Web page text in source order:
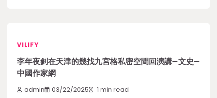
VILIFY
李年夜釗在天津的幾找九宮格私密空間回演講–文史–
中國作家網
admin 03/22/2025 1 min read